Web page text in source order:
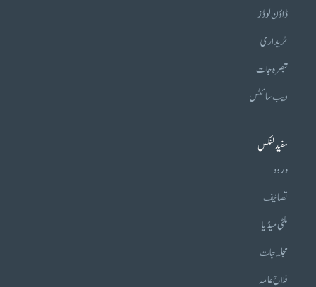
ڈاؤن لوڈز
خریداری
تبصرہ جات
ویب سائٹس
مفید لنکس
درود
تصانیف
ملٹی میڈیا
مجلہ جات
فلاح عامہ